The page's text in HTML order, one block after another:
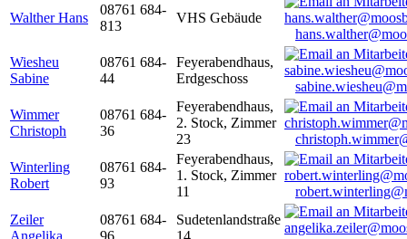
Walther Hans
08761 684-
813
VHS Gebäude
Wiesheu
Sabine
08761 684-
44
Feyerabendhaus,
Erdgeschoss
Wimmer
Christoph
08761 684-
36
Feyerabendhaus,
2. Stock, Zimmer
23
Winterling
Robert
08761 684-
93
Feyerabendhaus,
1. Stock, Zimmer
11
Zeiler
Angelika
08761 684-
96
Sudetenlandstraße
14